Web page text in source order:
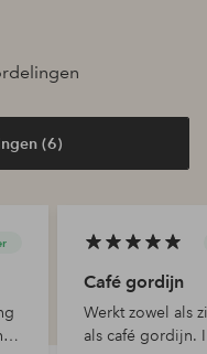
(6)
Café gordijn
Werkt zowel als
als café gordijn.